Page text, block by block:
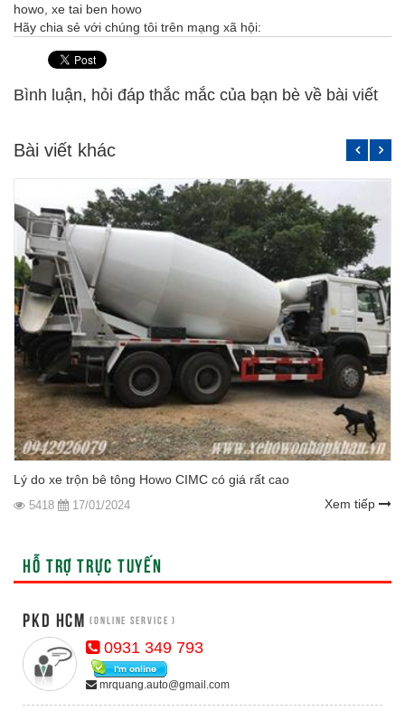
howo xe tai ben howo
Hãy chia sẻ với chúng tôi trên mạng xã hội:
Bình luận, hỏi đáp thắc mắc của bạn bè về bài viết
Bài viết khác
Lý do xe trộn bê tông Howo CIMC có giá rất cao
5418 17/01/2024 Xem tiếp
HỖ TRỢ TRỰC TUYẾN
PKD HCM (Online Service )
0931 349 793
mrquang.auto@gmail.com